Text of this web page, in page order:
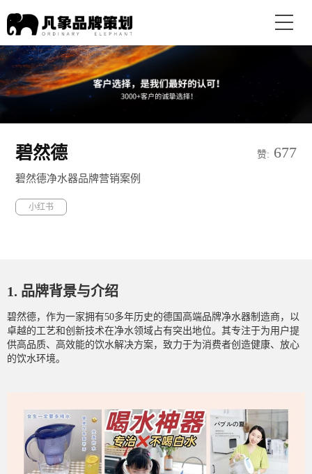
碧然德 赞: 677
碧然德净水器品牌营销案例
小红书
1. 品牌背景与介绍
碧然德，作为一家拥有50多年历史的德国高端品牌净水器制造商，以
卓越的工艺和创新技术在净水领域占有突出地位。其专注于为用户提
供高品质、高效能的饮水解决方案，致力于为消费者创造健康、放心
的饮水环境。